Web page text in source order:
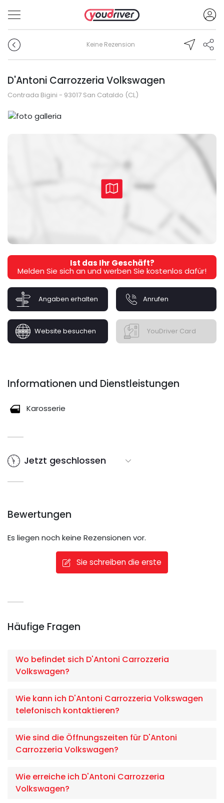
Keine Rezension
D'Antoni Carrozzeria Volkswagen
Contrada Bigini - 93017 San Cataldo (CL)
Ist das Ihr Geschäft?
Melden Sie sich an und werben Sie kostenlos dafür!
Angaben erhalten Anrufen
Website besuchen YouDriver Card
Informationen und Dienstleistungen
Karosserie
Jetzt geschlossen
Bewertungen
Es liegen noch keine Rezensionen vor.
Sie schreiben die erste
Häufige Fragen
Wo befindet sich D'Antoni Carrozzeria
Volkswagen?
Wie kann ich D'Antoni Carrozzeria Volkswagen
telefonisch kontaktieren?
Wie sind die Öffnungszeiten für D'Antoni
Carrozzeria Volkswagen?
Wie erreiche ich D'Antoni Carrozzeria
Volkswagen?